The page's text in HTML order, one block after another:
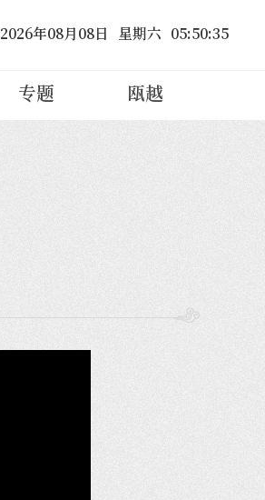
2026年08月 08日 星期六 05:50:36
专题 瓯越